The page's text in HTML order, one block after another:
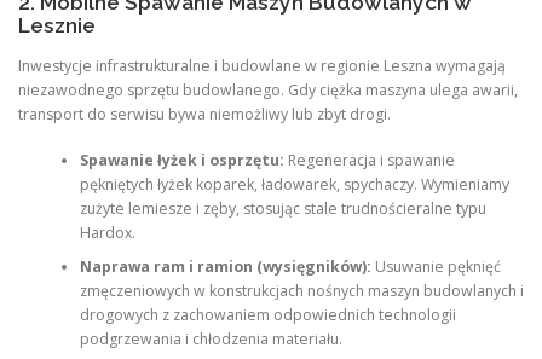
Lesznie
Inwestycje infrastrukturalne i budowlane w regionie Leszna wymagają
niezawodnego sprzętu budowlanego. Gdy ciężka maszyna ulega awarii,
transport do serwisu bywa niemożliwy lub zbyt drogi.
Spawanie łyżek i osprzętu: Regeneracja i spawanie
pękniętych łyżek koparek, ładowarek, spychaczy. Wymieniamy
zużyte lemiesze i zęby, stosując stale trudnościeralne typu
Hardox.
Naprawa ram i ramion (wysięgników): Usuwanie pęknięć
zmęczeniowych w konstrukcjach nośnych maszyn budowlanych i
drogowych z zachowaniem odpowiednich technologii
podgrzewania i chłodzenia materiału.